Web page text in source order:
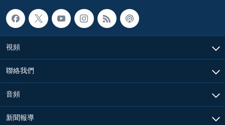
視頻
聯絡我們
音頻
新聞報導